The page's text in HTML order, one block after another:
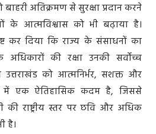
अतिक्रमण से सुरक्षा प्रदान करने
के आत्मविश्वास को भी बढ़ाया है।
कर दिया कि राज्य के संसाधनों का
की रक्षा उनकी सर्वोच्च
उत्तराखंड को आत्मनिर्भर, सशक्त और
में एक ऐतिहासिक कदम है, जिससे
की राष्ट्रीय स्तर पर छवि और अधिक
है।